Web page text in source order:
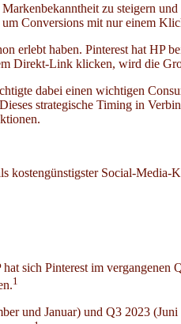
zu steigern
Conversions mit nur einem
erlebt haben. Pinterest hat HP
Direkt-Link klicken, wird die
dabei einen wichtigen
strategische Timing in
kostengünstigster Social-
sich Pinterest im
1
und Januar) und Q3 2023